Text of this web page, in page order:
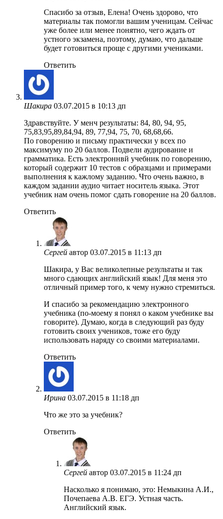
Спасибо за отзыв, Елена! Очень здорово, что
материалы так помогли вашим ученицам. Сейчас
уже более или менее понятно, чего ждать от
устного экзамена, поэтому, думаю, что дальше
будет готовиться проще с другими учениками.
Ответить
Шакира 03.07.2015 в 10:13 дп
Здравствуйте. У менч результаты: 84, 80, 94, 95,
75,83,95,89,84,94, 89, 77,94, 75, 70, 68,68,66.
По говорению и письму практически у всех по
максимуму по 20 баллов. Подвели аудирование и
грамматика. Есть электроннвй учебник по говорению,
который содержит 10 тестов с образцами и примерами
выполнения к кажлому заданию. Что очень важно, в
каждом задании аудио читает носитель языка. Этот
учебник нам очень помог сдать говорение на 20 баллов.
Ответить
Сергей автор 03.07.2015 в 11:13 дп
Шакира, у Вас великолепные результаты и так
много сдающих английский язык! Для меня это
отличный пример того, к чему нужно стремиться.
И спасибо за рекомендацию электронного
учебника (по-моему я понял о каком учебнике вы
говорите). Думаю, когда в следующий раз буду
готовить своих учеников, тоже его буду
использовать наряду со своими материалами.
Ответить
Ирина 03.07.2015 в 11:18 дп
Что же это за учебник?
Ответить
Сергей автор 03.07.2015 в 11:24 дп
Насколько я понимаю, это: Немыкина А.И.,
Почепаева А.В. ЕГЭ. Устная часть.
Английский язык.